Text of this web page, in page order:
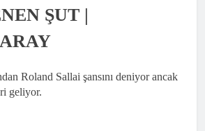
ŞUT |
Roland Sallai şansını deniyor ancak
geliyor.